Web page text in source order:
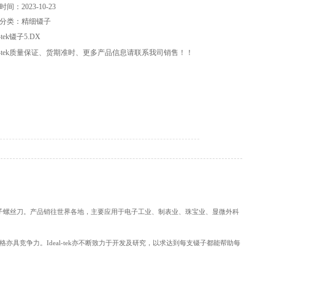
间：2023-10-23
类：精细镊子
tek镊子5.DX
tek质量保证、货期准时、更多产品信息请联系我司销售！！
丝刀。产品销往世界各地，主要应用于电子工业、制表业、珠宝业、显微外科
具竞争力。Ideal-tek亦不断致力于开发及研究，以求达到每支镊子都能帮助每